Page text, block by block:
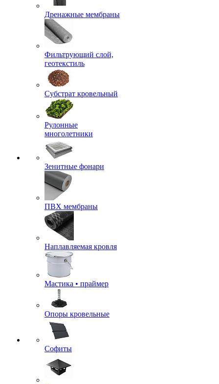
Дренажные мембраны
Фильтрующий слой,
геотекстиль
Субстрат кровельный
Рулонные
многолетники
Зенитные фонари
ПВХ мембраны
Наплавляемая кровля
Мастика • праймер
Опоры кровельные
Софиты